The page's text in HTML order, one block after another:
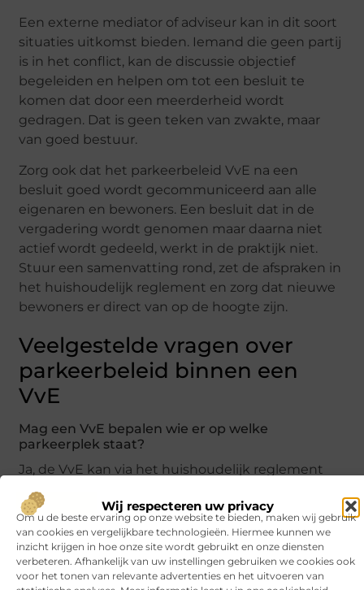
Wij respecteren uw privacy
Om u de beste ervaring op onze website te bieden, maken wij gebruik
van cookies en vergelijkbare technologieën. Hiermee kunnen we
inzicht krijgen in hoe onze site wordt gebruikt en onze diensten
verbeteren. Afhankelijk van uw instellingen gebruiken we cookies ook
voor het tonen van relevante advertenties en het uitvoeren van
Een externe mediator of adviseur kan in dit soort
situaties uitkomst bieden. Iemand die geen partij
is in het conflict, kan de discussie objectief
begeleiden en helpen om tot een besluit te
komen dat door een meerderheid wordt
gedragen. Dat is geen teken van zwakte, maar
van goed bestuur.
Zorg ook dat het parkeerbeleid VvE na een
besluit goed wordt gecommuniceerd aan alle
eigenaren en bewoners. Een besluit dat in de
vergadering wordt genomen maar daarna niet
actief wordt gedeeld, werkt in de praktijk niet.
Stuur een samenvatting rond, zet de afspraken in
het huishoudelijk reglement en zorg dat nieuwe
bewoners er direct van op de hoogte zijn.
Veelgestelde vragen over
parkeerbeleid binnen een
VvE
Mag een VvE bepalen wie er op welke
parkeerplek staat?
Ja, de VvE kan via het huishoudelijk reglement
regels stellen over het gebruik van
gemeenschappelijke parkeerplaatsen. Voor
privéplekken die via de splitsingsakte zijn
toegewezen aan een specifieke eigenaar, heeft
de VvE minder bevoegdheid. Laat de
splitsingsakte beoordelen door een juridisch